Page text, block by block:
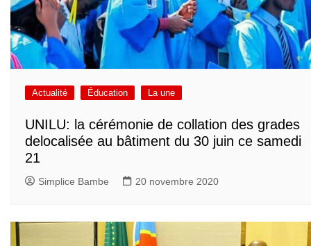
Actualité Éducation La une
UNILU: la cérémonie de collation des grades
delocalisée au bâtiment du 30 juin ce samedi
21
Simplice Bambe 20 novembre 2020